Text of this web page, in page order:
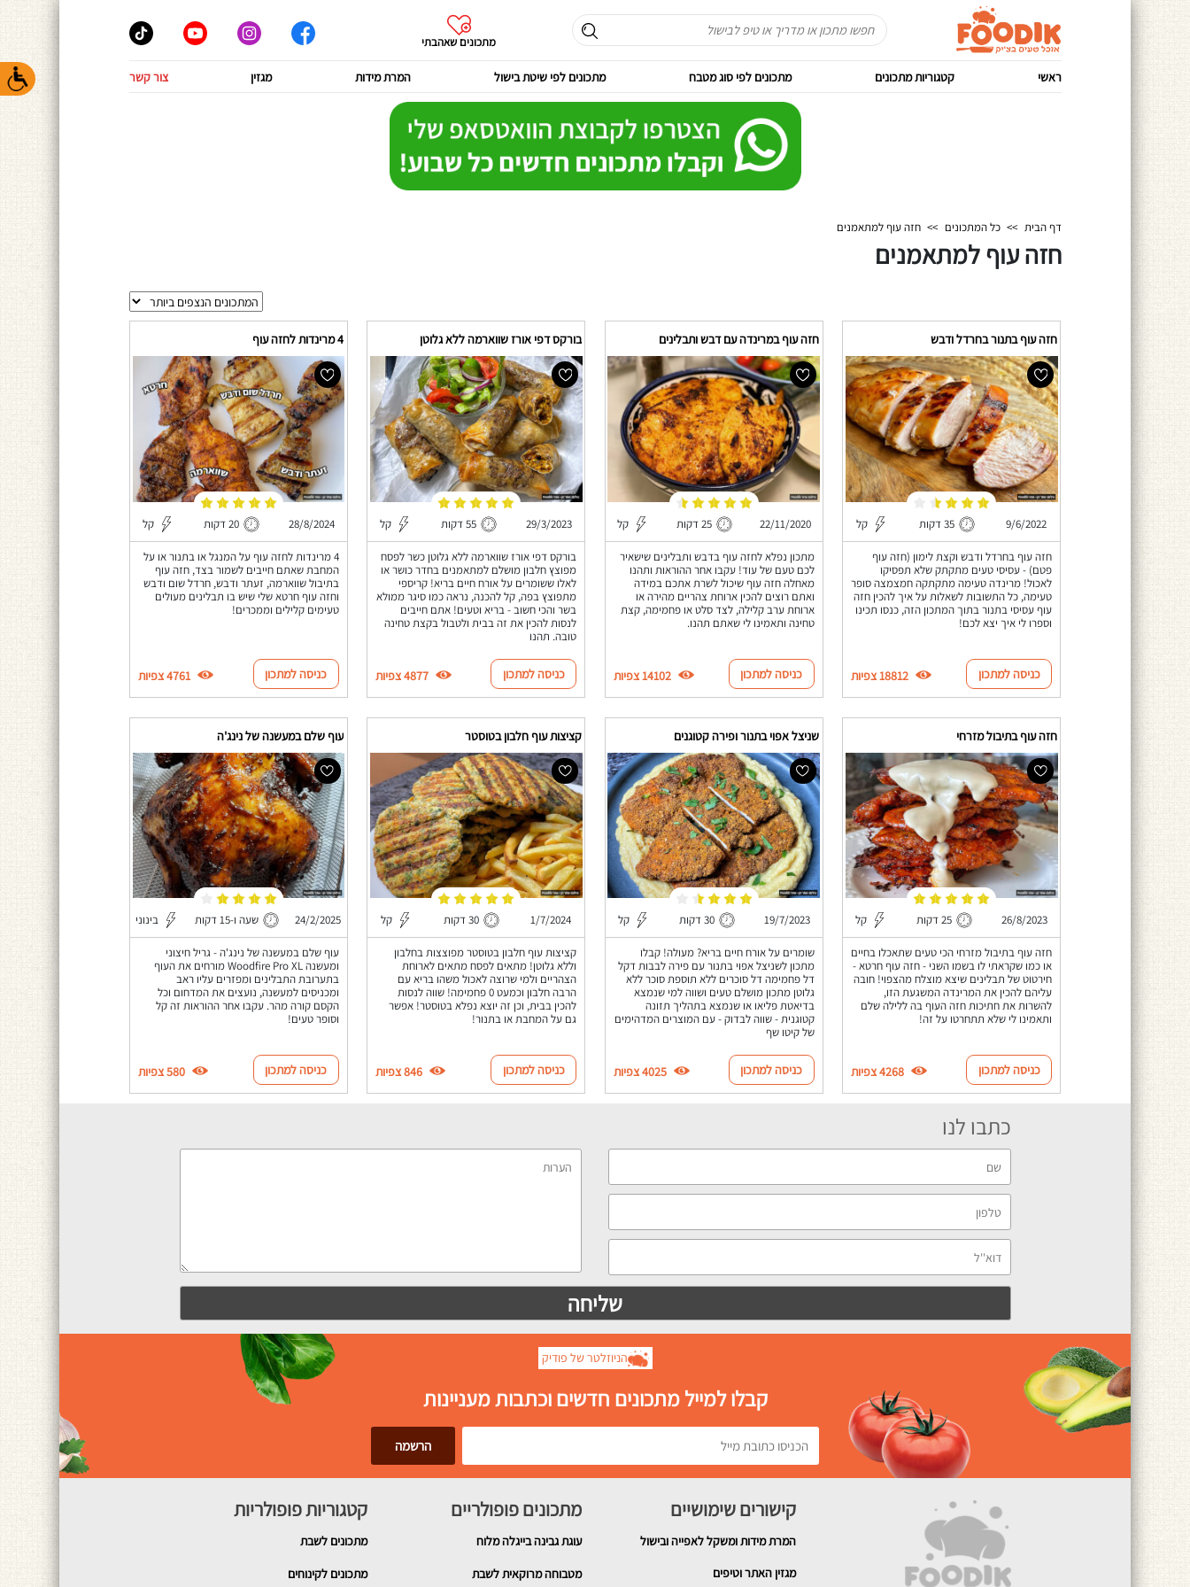
מתכונים שאהבתי
ראשי קטגוריות מתכונים מתכונים לפי סוג מטבח מתכונים לפי שיטת בישול המרת מידות מגזין צור קשר
דף הבית >> כל המתכונים >> חזה עוף למתאמנים
חזה עוף למתאמנים
חזה עוף בתנור בחרדל ודבש
9/6/2022 35 דקות קל
חזה עוף בחרדל ודבש וקצת לימון (חזה עוף
פטם) - עסיסי טעים מתקתק שלא תפסיקו
לאכול! מרינדה טעימה מתקתקה חמצמצה סופר
טעימה, כל התשובות לשאלות על איך להכין חזה
עוף עסיסי בתנור בתוך המתכון הזה, כנסו תכינו
וספרו לי איך יצא לכם!
כניסה למתכון 18812 צפיות
חזה עוף במרינדה עם דבש ותבלינים
22/11/2020 25 דקות קל
מתכון נפלא לחזה עוף בדבש ותבלינים שישאיר
לכם טעם של עוד! עקבו אחר ההוראות ותהנו
מאחלה חזה עוף שיכול לשרת אתכם במידה
ואתם רוצים להכין ארוחת צהריים מהירה או
ארוחת ערב קלילה, לצד סלט או פחמימה, קצת
טחינה ותאמינו לי שאתם תהנו.
כניסה למתכון 14102 צפיות
בורקס דפי אורז שווארמה ללא גלוטן
29/3/2023 55 דקות קל
בורקס דפי אורז שווארמה ללא גלוטן כשר לפסח
מפוצץ חלבון מושלם למתאמנים בחדר כושר או
לאלו ששומרים על אורח חיים בריא! קריספי
מתפוצץ בפה, קל להכנה, נראה כמו סיגר ממולא
בשר והכי חשוב - בריא וטעים! אתם חייבים
לנסות להכין את זה בבית ולטבול בקצת טחינה
טובה. תהנו
כניסה למתכון 4877 צפיות
4 מרינדות לחזה עוף
28/8/2024 20 דקות קל
4 מרינדות לחזה עוף על המנגל או בתנור או על
המחבת שאתם חייבים לשמור בצד, חזה עוף
בתיבול שווארמה, זעתר ודבש, חרדל שום ודבש
וחזה עוף חרטא שלי שיש בו תבלינים מעולים
טעימים קלילים וממכרים!
כניסה למתכון 4761 צפיות
חזה עוף בתיבול מזרחי
26/8/2023 25 דקות קל
חזה עוף בתיבול מזרחי הכי טעים שתאכלו בחיים
או כמו שקראתי לו בשמו השני - חזה עוף חרטא -
חירטוט של תבלינים שיצא מוצלח מהצפוי! חובה
עליהם להכין את המרינדה המשגעת הזו,
להשרות את חתיכות חזה העוף בה ללילה שלם
ותאמינו לי שלא תתחרטו על זה!
כניסה למתכון 4268 צפיות
שניצל אפוי בתנור ופירה קטוגנים
19/7/2023 30 דקות קל
שומרים על אורח חיים בריא? מעולה! קבלו
מתכון לשניצל אפוי בתנור עם פירה לבבות דקל
דל פחמימה דל סוכרים ללא תוספת סוכר ללא
גלוטן מתכון מושלם טעים ושווה למי שנמצא
בדיאטת פליאו או שנמצא בתהליך תזונה
קטוגנית - שווה לבדוק - עם המוצרים המדהימים
של קיטו שף
כניסה למתכון 4025 צפיות
קציצות עוף חלבון בטוסטר
1/7/2024 30 דקות קל
קציצות עוף חלבון בטוסטר מפוצצות בחלבון
וללא גלוטן! מתאים לפסח מתאים לארוחת
הצהריים ולמי שרוצה לאכול משהו בריא עם
הרבה חלבון וכמעט 0 פחמימה! שווה לנסות
להכין בבית, וכן זה יוצא נפלא בטוסטר! אפשר
גם על המחבת או בתנור!
כניסה למתכון 846 צפיות
עוף שלם במעשנה של נינג'ה
24/2/2025 שעה ו-15 דקות בינוני
עוף שלם במעשנה של נינג'ה - גריל חיצוני
ומעשנה Woodfire Pro XL מורחים את העוף
בתערובת התבלינים ומפזרים עליו ראב
ומכניסים למעשנה, נועצים את המדחום וכל
הקסם קורה מהר. עקבו אחר ההוראות זה קל
וסופר טעים!
כניסה למתכון 580 צפיות
כתבו לנו
הניוזלטר של פודיק
קבלו למייל מתכונים חדשים וכתבות מעניינות
קישורים שימושיים
המרת מידות ומשקל לאפייה ובישול
מגזין האתר וטיפים
מתכונים פופולריים
עוגת גבינה בייגלה מלוח
מטבוחה מרוקאית לשבת
קטגוריות פופולריות
מתכונים לשבת
מתכונים לקינוחים